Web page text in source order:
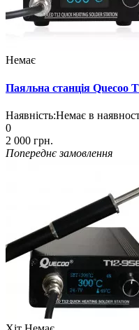
Немає
Паяльна станція Quecoo
Наявність:Немає в
0
2 000 грн.
Попереднє замовлення